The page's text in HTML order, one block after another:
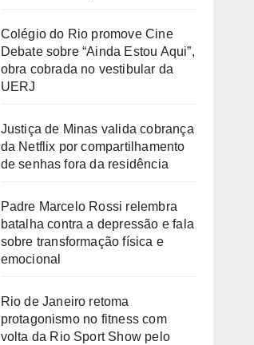
Colégio do Rio promove Cine
Debate sobre “Ainda Estou Aqui”,
obra cobrada no vestibular da
UERJ
Justiça de Minas valida cobrança
da Netflix por compartilhamento
de senhas fora da residência
Padre Marcelo Rossi relembra
batalha contra a depressão e fala
sobre transformação física e
emocional
Rio de Janeiro retoma
protagonismo no fitness com
volta da Rio Sport Show pelo